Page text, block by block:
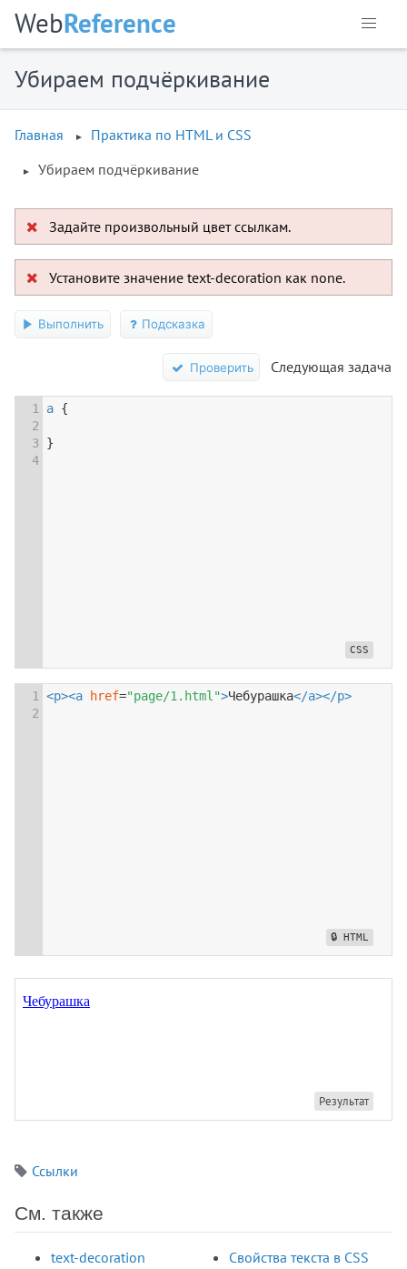
WebReference
Убираем подчёркивание
Главная
Практика по HTML и CSS
Убираем подчёркивание
Задайте произвольный цвет ссылкам.
Установите значение text-decoration как none.
Выполнить Подсказка
Проверить Следующая задача
1 a {
2
3
}
4
1 <p><a href="page/1.html">Чебурашка</a></p>
2
Ссылки
См. также
text-decoration
Свойства текста в CSS